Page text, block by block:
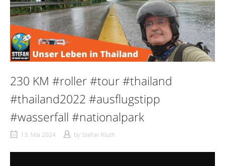
230 KM #roller #tour #thailand
#thailand2022 #ausflugstipp
#wasserfall #nationalpark
13. Mai 2024 by Stefan Kluth